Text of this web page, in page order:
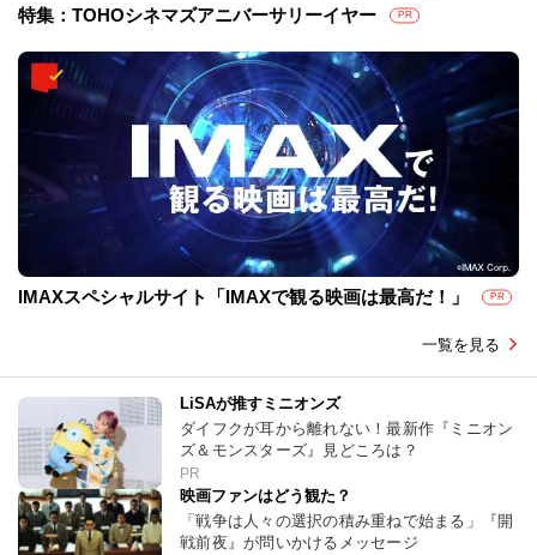
特集：TOHOシネマズアニバーサリーイヤー PR
IMAXスペシャルサイト「IMAXで観る映画は最高だ！」 PR
一覧を見る
LiSAが推すミニオンズ
ダイフクが耳から離れない！最新作『ミニオン
ズ＆モンスターズ』見どころは？
PR
映画ファンはどう観た？
「戦争は人々の選択の積み重ねで始まる」『開
戦前夜』が問いかけるメッセージ